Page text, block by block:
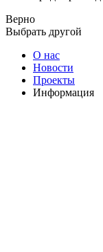
Верно
Выбрать другой
О нас
Новости
Проекты
Информация